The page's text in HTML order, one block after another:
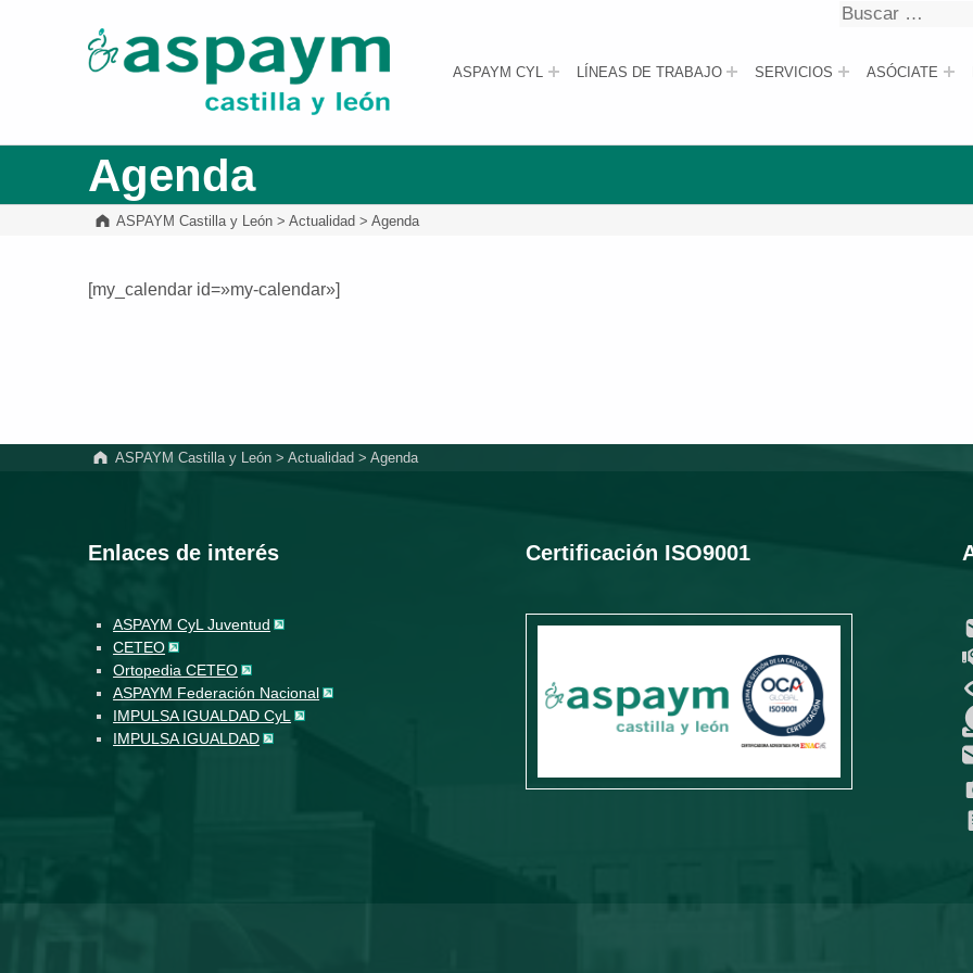
ASPAYM Castilla y León
ASPAYM CYL LÍNEAS DE TRABAJO SERVICIOS ASÓCIATE
Buscar
Agenda
ASPAYM Castilla y León >Actualidad >Agenda
[my_calendar id=»my-calendar»]
ASPAYM Castilla y León> Actualidad > Agenda
Enlaces de interés
ASPAYM CyL Juventud
CETEO
Ortopedia CETEO
ASPAYM Federación Nacional
IMPULSA IGUALDAD CyL
IMPULSA IGUALDAD
Certificación ISO9001